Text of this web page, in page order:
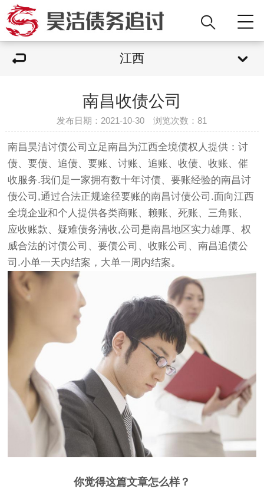
江西
南昌收债公司
发布日期：2021-10-30 浏览次数：81
南昌昊洁讨债公司 立足南昌为江西全境债权人提供：讨
债、要债、追债、要账、讨账、追账、收债、收账、催
收服务.我们是一家拥有数十年讨债、要账经验的南昌讨
债公司 ,通过合法正规途径要账的南昌讨债公司 .面向江西
全境企业和个人提供各类商账、赖账、死账、三角账、
应收账款、疑难债务清收,公司是南昌地区实力雄厚、权
威合法的讨债公司 、要债公司、收账公司、南昌追债公
司.小单一天内结案，大单一周内结案。
你觉得这篇文章怎么样？